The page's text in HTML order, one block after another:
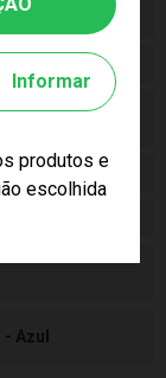
Informar
produtos e
escolhida
Azul